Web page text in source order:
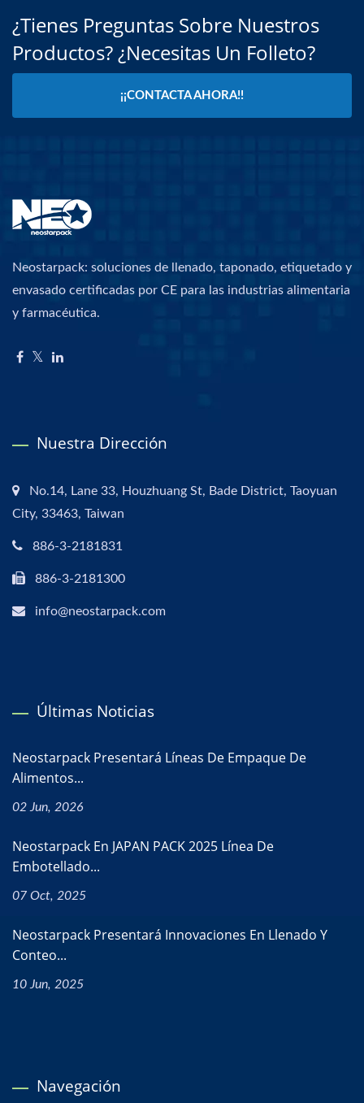
¿Tienes Preguntas Sobre Nuestros
Productos? ¿Necesitas Un Folleto?
¡¡CONTACTA AHORA!!
Neostarpack: soluciones de llenado, taponado, etiquetado y
envasado certificadas por CE para las industrias alimentaria
y farmacéutica.
Nuestra Dirección
No.14, Lane 33, Houzhuang St, Bade District, Taoyuan
City, 33463, Taiwan
886-3-2181831
886-3-2181300
info@neostarpack.com
Últimas Noticias
Neostarpack Presentará Líneas De Empaque De
Alimentos...
02 Jun, 2026
Neostarpack En JAPAN PACK 2025 Línea De
Embotellado...
07 Oct, 2025
Neostarpack Presentará Innovaciones En Llenado Y
Conteo...
10 Jun, 2025
Navegación